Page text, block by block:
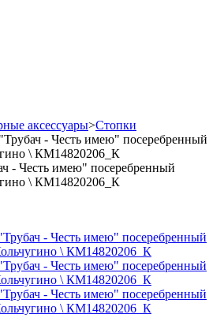
аксессуары>Стопки
- Честь имею" посеребренный
\ КМ14820206_К